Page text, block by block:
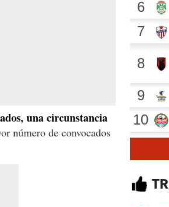
una circunstancia
número de convocados